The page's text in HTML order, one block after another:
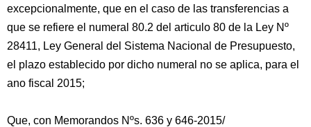
excepcionalmente, que en el caso de las transferencias a
que se refiere el numeral 80.2 del articulo 80 de la Ley Nº
28411, Ley General del Sistema Nacional de Presupuesto,
el plazo establecido por dicho numeral no se aplica, para el
ano fiscal 2015;
Que, con Memorandos Nºs. 636 y 646-2015/